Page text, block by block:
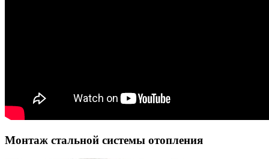
Монтаж стальной системы отопления